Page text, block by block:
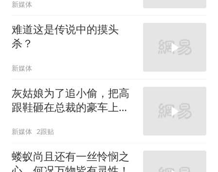
新媒体
难道这是传说中的摸头
杀？
新媒体
灰姑娘为了追小偷，把高
跟鞋砸在总裁的豪车上，
新媒体 2跟贴
蝼蚁尚且还有一丝怜悯之